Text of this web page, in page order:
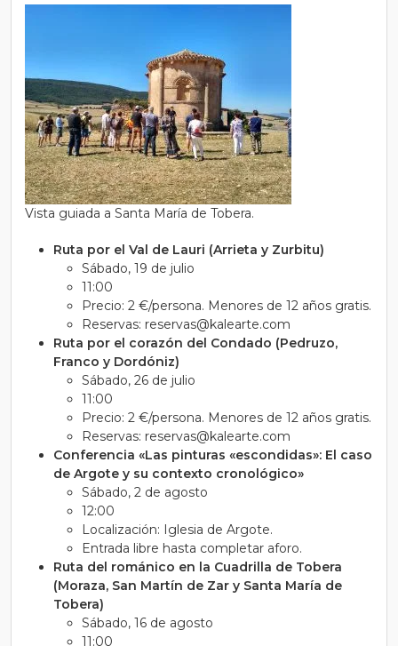
Vista guiada a Santa María de Tobera.
Ruta por el Val de Lauri (Arrieta y Zurbitu)
Sábado, 19 de julio
11:00
Precio: 2 €/persona. Menores de 12 años gratis.
Reservas: reservas@kalearte.com
Ruta por el corazón del Condado (Pedruzo,
Franco y Dordóniz)
Sábado, 26 de julio
11:00
Precio: 2 €/persona. Menores de 12 años gratis.
Reservas: reservas@kalearte.com
Conferencia «Las pinturas «escondidas»: El caso
de Argote y su contexto cronológico»
Sábado, 2 de agosto
12:00
Localización: Iglesia de Argote.
Entrada libre hasta completar aforo.
Ruta del románico en la Cuadrilla de Tobera
(Moraza, San Martín de Zar y Santa María de
Tobera)
Sábado, 16 de agosto
11:00